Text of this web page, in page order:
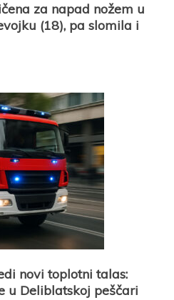
za napad nožem u
(18), pa slomila i
novi toplotni talas:
u Deliblatskoj peščari